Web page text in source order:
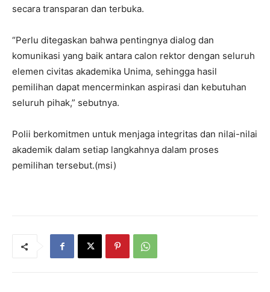
secara transparan dan terbuka.
“Perlu ditegaskan bahwa pentingnya dialog dan
komunikasi yang baik antara calon rektor dengan seluruh
elemen civitas akademika Unima, sehingga hasil
pemilihan dapat mencerminkan aspirasi dan kebutuhan
seluruh pihak,” sebutnya.
Polii berkomitmen untuk menjaga integritas dan nilai-nilai
akademik dalam setiap langkahnya dalam proses
pemilihan tersebut.(msi)